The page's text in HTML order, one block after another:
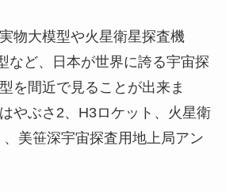
物大模型や火星衛星探査機
など、日本が世界に誇る宇宙探
を間近で見ることが出来ま
やぶさ2、H3ロケット、火星衛
美笹深宇宙探査用地上局アン